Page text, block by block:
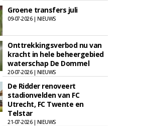
Groene transfers juli
09-07-2026 | NIEUWS
Onttrekkingsverbod nu van
kracht in hele beheergebied
waterschap De Dommel
20-07-2026 | NIEUWS
De Ridder renoveert
stadionvelden van FC
Utrecht, FC Twente en
Telstar
21-07-2026 | NIEUWS